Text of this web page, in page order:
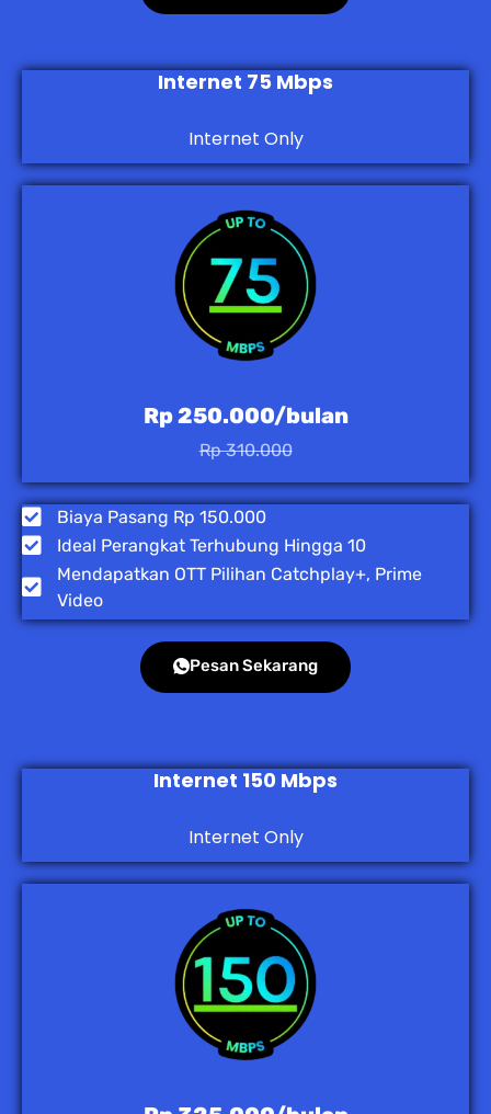
Internet 75 Mbps
Internet Only
Rp 250.000/bulan
Rp 310.000
Biaya Pasang Rp 150.000
Ideal Perangkat Terhubung Hingga 10
Mendapatkan OTT Pilihan Catchplay+, Prime
Video
Pesan Sekarang
Internet 150 Mbps
Internet Only